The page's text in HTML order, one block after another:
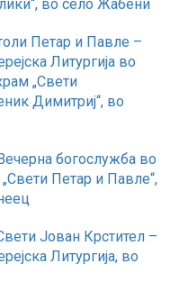
во село Жабени
Петар и Павле –
Литургија во
„Свети
Димитриј“, во
богослужба во
Петар и Павле“,
Јован Крстител –
Литургија, во